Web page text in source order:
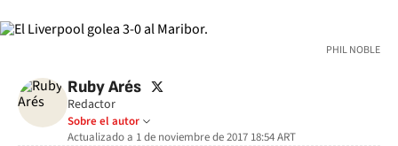
PHIL NOBLE
Ruby Arés twitter
Redactor
Sobre el autor
Actualizado a 1 de noviembre de 2017 18:54ART